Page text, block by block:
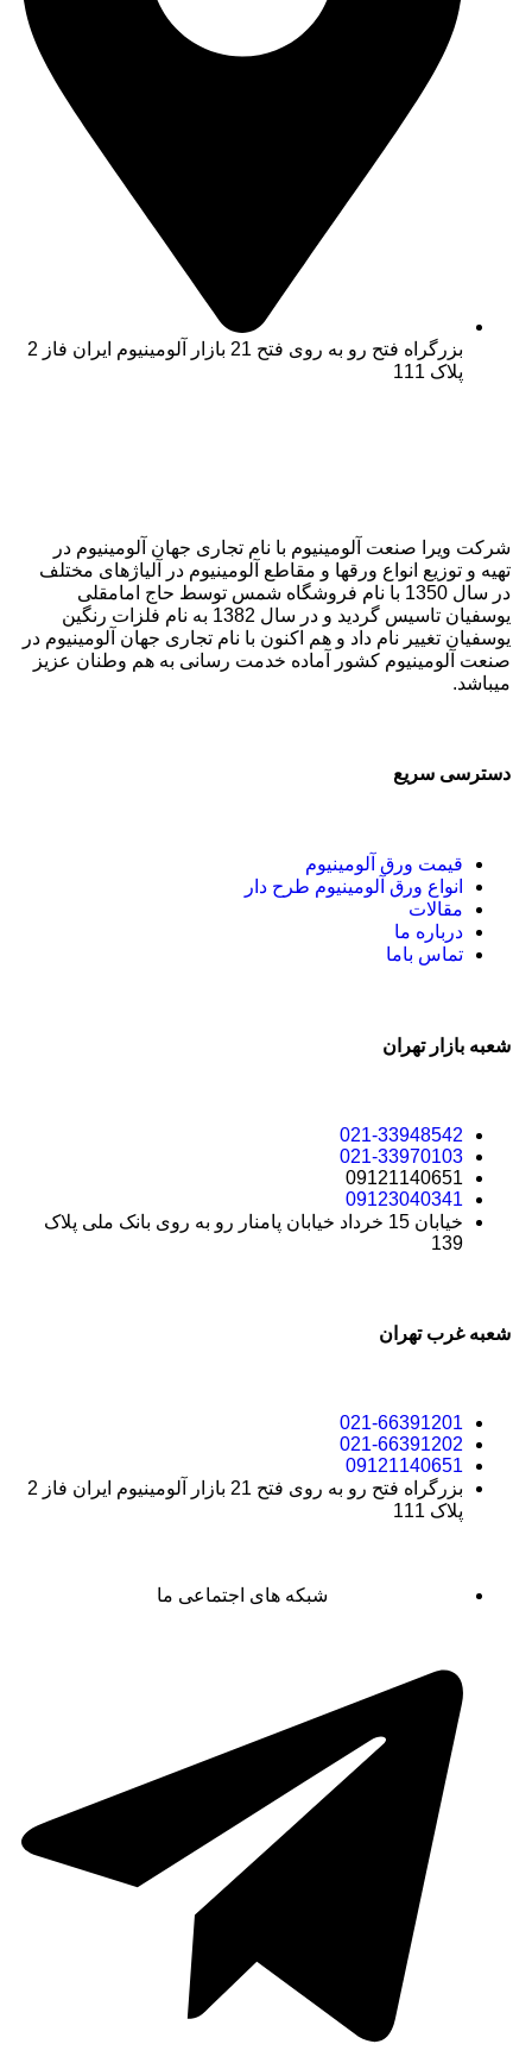
بزرگراه فتح رو به روی فتح 21 بازار آلومینیوم ایران فاز 2
پلاک 111
شرکت ویرا صنعت آلومینیوم با نام تجاری جهان آلومینیوم در
تهیه و توزیع انواع ورقها و مقاطع آلومینیوم در آلیاژهای مختلف
در سال 1350 با نام فروشگاه شمس توسط حاج امامقلی
یوسفیان تاسیس گردید و در سال 1382 به نام فلزات رنگین
یوسفیان تغییر نام داد و هم اکنون با نام تجاری جهان آلومینیوم در
صنعت آلومینیوم کشور آماده خدمت رسانی به هم وطنان عزیز
میباشد.
دسترسی سریع
قیمت ورق آلومینیوم
انواع ورق آلومینیوم طرح دار
مقالات
درباره ما
تماس باما
شعبه بازار تهران
021-33948542
021-33970103
09121140651
09123040341
خیابان 15 خرداد خیابان پامنار رو به روی بانک ملی پلاک
139
شعبه غرب تهران
021-66391201
021-66391202
09121140651
بزرگراه فتح رو به روی فتح 21 بازار آلومینیوم ایران فاز 2
پلاک 111
شبکه های اجتماعی ما